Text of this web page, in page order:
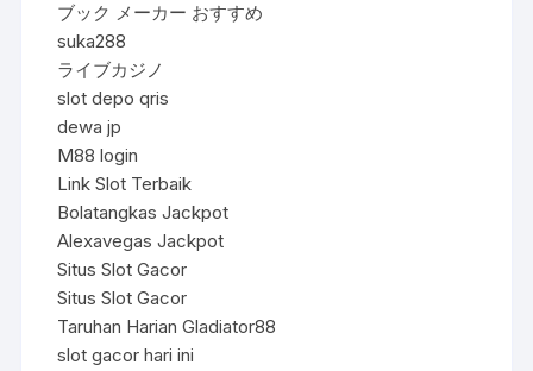
ブック メーカー おすすめ
suka288
ライブカジノ
slot depo qris
dewa jp
M88 login
Link Slot Terbaik
Bolatangkas Jackpot
Alexavegas Jackpot
Situs Slot Gacor
Situs Slot Gacor
Taruhan Harian Gladiator88
slot gacor hari ini